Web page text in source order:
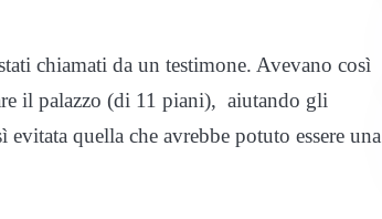
chiamati da un testimone. Avevano così
il palazzo (di 11 piani), aiutando gli
quella che avrebbe potuto essere una